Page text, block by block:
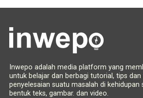
Inwepo adalah media platform yang
untuk belajar dan berbagi tutorial, tips
penyelesaian suatu masalah di kehidupan
bentuk teks, gambar. dan video.